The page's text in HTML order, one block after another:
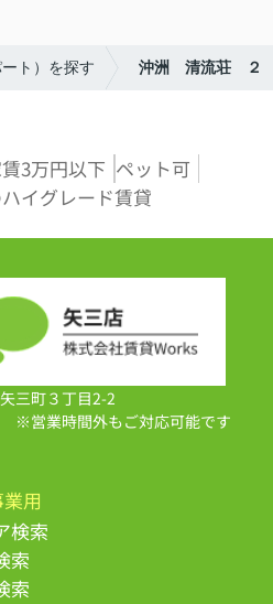
ト）を探す 沖洲 清流荘 ２
3万円以下 ペット可
イグレード賃貸
三町３丁目2-2
※営業時間外もご対応可能です
用
検索
索
索